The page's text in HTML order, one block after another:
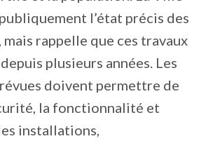
l’état précis des
rappelle que ces travaux
plusieurs années. Les
doivent permettre de
la fonctionnalité et
installations,